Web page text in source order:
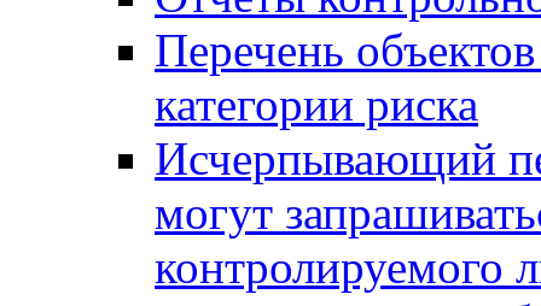
Перечень
категории риска
Исчерпывающий
могут
контролируемого